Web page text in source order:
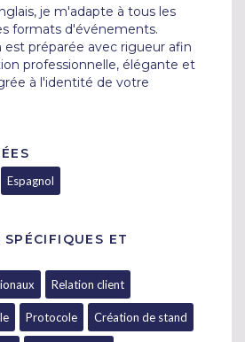
je m'adapte à tous les
formats d'événements.
est préparée avec rigueur afin
professionnelle, élégante et
à l'identité de votre
Espagnol
ET
Relation client
Protocole Création de stand